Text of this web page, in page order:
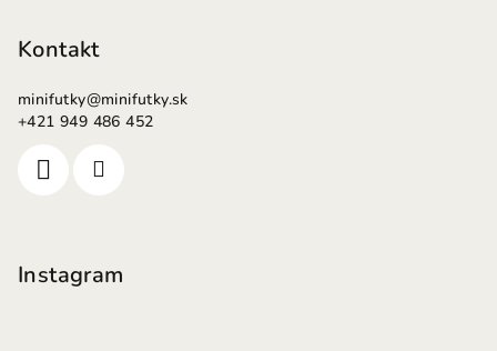
Kontakt
minifutky@minifutky.sk
+421 949 486 452
Instagram